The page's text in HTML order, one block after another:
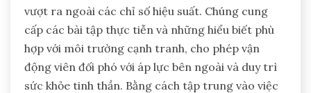
vượt ra ngoài các chỉ số hiệu suất. Chúng cung
cấp các bài tập thực tiễn và những hiểu biết phù
hợp với môi trường cạnh tranh, cho phép vận
động viên đối phó với áp lực bên ngoài và duy trì
sức khỏe tinh thần. Bằng cách tập trung vào việc